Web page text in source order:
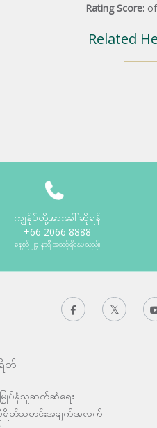
Rating Score: of
Related
ကျွန်ုပ်တို့အားခေါ်ဆိုရန်
+66 2066 8888
နေ့စဉ် ၂၄ နာရီ အသင့်ရှိနေပါသည်။
တ်
မြှုပ်နှံသူဆက်ဆံရေး
ရိတ်သတင်းအချက်အလက်